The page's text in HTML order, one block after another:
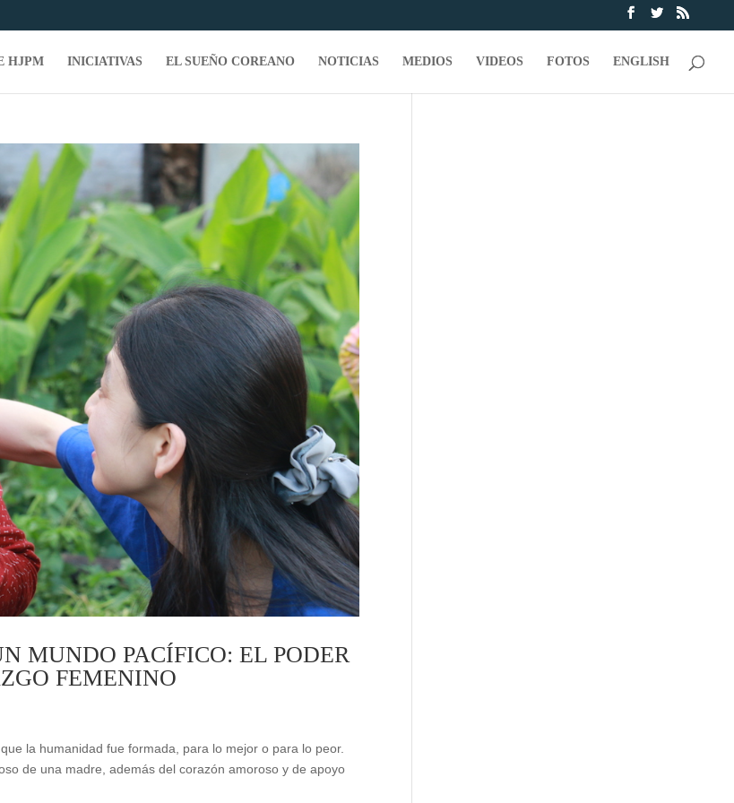
HJPM INICIATIVAS EL SUEÑO COREANO NOTICIAS MEDIOS VIDEOS FOTOS ENGLISH
MUNDO PACÍFICO: EL PODER
FEMENINO
la humanidad fue formada, para lo mejor o para lo peor.
de una madre, además del corazón amoroso y de apoyo